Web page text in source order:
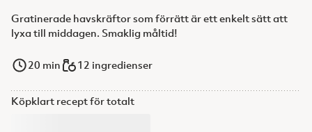
Gratinerade havskräftor som förrätt är ett enkelt sätt att
lyxa till middagen. Smaklig måltid!
20 min 12 ingredienser
Köpklart recept för totalt